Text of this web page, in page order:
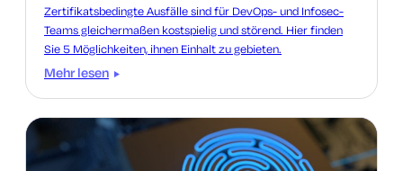
Zertifikatsbedingte Ausfälle sind für DevOps- und Infosec-
Teams gleichermaßen kostspielig und störend. Hier finden
Sie 5 Möglichkeiten, ihnen Einhalt zu gebieten.
Mehr lesen